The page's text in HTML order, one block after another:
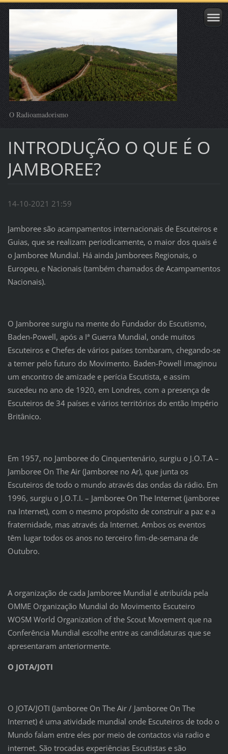
O Radioamadorismo
INTRODUÇÃO O QUE É O
JAMBOREE?
14-10-2021 21:59
Jamboree são acampamentos internacionais de Escuteiros e
Guias, que se realizam periodicamente, o maior dos quais é
o Jamboree Mundial. Há ainda Jamborees Regionais, o
Europeu, e Nacionais (também chamados de Acampamentos
Nacionais).
O Jamboree surgiu na mente do Fundador do Escutismo,
Baden-Powell, após a Iª Guerra Mundial, onde muitos
Escuteiros e Chefes de vários países tombaram, chegando-se
a temer pelo futuro do Movimento. Baden-Powell imaginou
um encontro de amizade e perícia Escutista, e assim
sucedeu no ano de 1920, em Londres, com a presença de
Escuteiros de 34 países e vários territórios do então Império
Britânico.
Em 1957, no Jamboree do Cinquentenário, surgiu o J.O.T.A –
Jamboree On The Air (Jamboree no Ar), que junta os
Escuteiros de todo o mundo através das ondas da rádio. Em
1996, surgiu o J.O.T.I. – Jamboree On The Internet (jamboree
na Internet), com o mesmo propósito de construir a paz e a
fraternidade, mas através da Internet. Ambos os eventos
têm lugar todos os anos no terceiro fim-de-semana de
Outubro.
A organização de cada Jamboree Mundial é atribuída pela
OMME Organização Mundial do Movimento Escuteiro
WOSM World Organization of the Scout Movement que na
Conferência Mundial escolhe entre as candidaturas que se
apresentaram anteriormente.
O JOTA/JOTI
O JOTA/JOTI (Jamboree On The Air / Jamboree On The
Internet) é uma atividade mundial onde Escuteiros de todo o
Mundo falam entre eles por meio de contactos via radio e
internet. São trocadas experiências Escutistas e são